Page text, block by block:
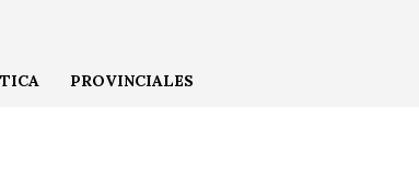
PROVINCIALES